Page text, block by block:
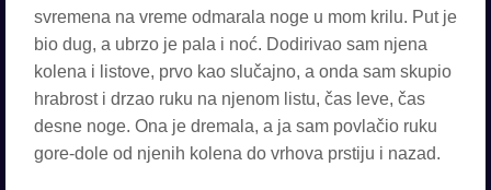
svremena na vreme odmarala noge u mom krilu. Put je
bio dug, a ubrzo je pala i noć. Dodirivao sam njena
kolena i listove, prvo kao slučajno, a onda sam skupio
hrabrost i drzao ruku na njenom listu, čas leve, čas
desne noge. Ona je dremala, a ja sam povlačio ruku
gore-dole od njenih kolena do vrhova prstiju i nazad.